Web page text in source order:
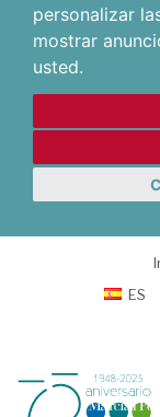
personalizar
mostrar
usted.
ES